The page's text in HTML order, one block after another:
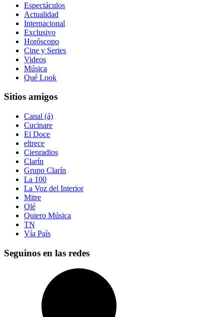
Espectáculos
Actualidad
Internacional
Exclusivo
Horóscopo
Cine y Series
Videos
Música
Qué Look
Sitios amigos
Canal (á)
Cucinare
El Doce
eltrece
Cienradios
Clarín
Grupo Clarín
La 100
La Voz del Interior
Mitre
Olé
Quiero Música
TN
Vía País
Seguinos en las redes